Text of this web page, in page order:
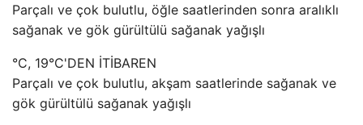
Parçalı ve çok bulutlu, öğle saatlerinden sonra aralıklı
sağanak ve gök gürültülü sağanak yağışlı
°C, 19°C'DEN İTİBAREN
Parçalı ve çok bulutlu, akşam saatlerinde sağanak ve
gök gürültülü sağanak yağışlı